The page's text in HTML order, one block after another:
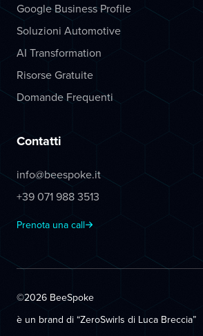
Google Business Profile
Soluzioni Automotive
AI Transformation
Risorse Gratuite
Domande Frequenti
Contatti
info@beespoke.it
+39 071 988 3513
Prenota una call
©2026 BeeSpoke
è un brand di “ZeroSwirls di Luca Breccia”